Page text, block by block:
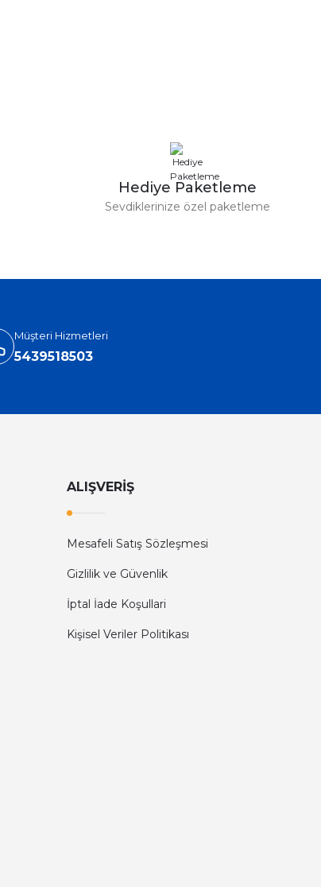
Hediye Paketleme
Sevdiklerinize özel paketleme
Müşteri Hizmetleri
5439518503
ALIŞVERİŞ
Mesafeli Satış Sözleşmesi
Gizlilik ve Güvenlik
İptal İade Koşullari
Kişisel Veriler Politikası